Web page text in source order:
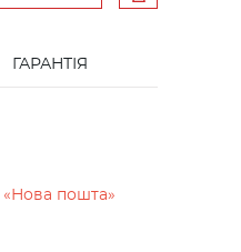
ГАРАНТІЯ
«Нова пошта»